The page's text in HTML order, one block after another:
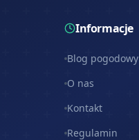
Informacje
Blog pogodowy
O nas
Kontakt
Regulamin